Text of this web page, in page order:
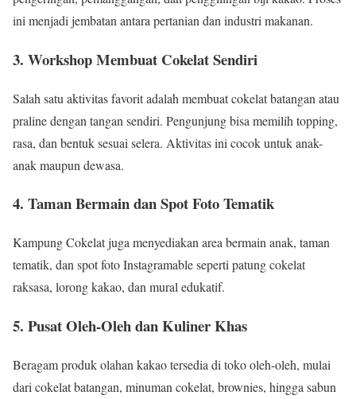
ini menjadi jembatan antara pertanian dan industri makanan.
3. Workshop Membuat Cokelat Sendiri
Salah satu aktivitas favorit adalah membuat cokelat batangan atau
praline dengan tangan sendiri. Pengunjung bisa memilih topping,
rasa, dan bentuk sesuai selera. Aktivitas ini cocok untuk anak-
anak maupun dewasa.
4. Taman Bermain dan Spot Foto Tematik
Kampung Cokelat juga menyediakan area bermain anak, taman
tematik, dan spot foto Instagramable seperti patung cokelat
raksasa, lorong kakao, dan mural edukatif.
5. Pusat Oleh-Oleh dan Kuliner Khas
Beragam produk olahan kakao tersedia di toko oleh-oleh, mulai
dari cokelat batangan, minuman cokelat, brownies, hingga sabun